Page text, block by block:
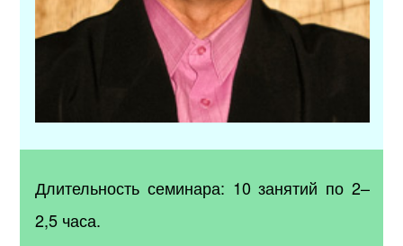
Длительность семинара: 10 занятий по 2–
2,5 часа.